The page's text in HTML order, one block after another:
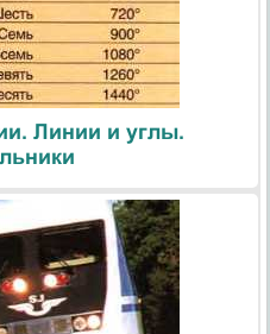
Линии и углы.